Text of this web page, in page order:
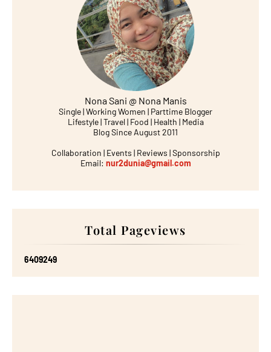
Nona Sani @ Nona Manis
Single | Working Women | Parttime Blogger
Lifestyle | Travel | Food | Health | Media
Blog Since August 2011
Collaboration | Events | Reviews | Sponsorship
Email: nur2dunia@gmail.com
Total Pageviews
6409249